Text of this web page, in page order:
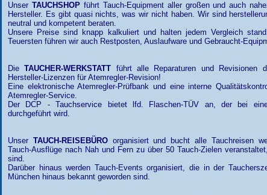
Unser TAUCHSHOPführt Tauch-Equipment aller großen und auch
Hersteller. Es gibt quasi nichts, was wir nicht haben. Wir sind
neutral und kompetent beraten.
Unsere Preise sind knapp kalkuliert und halten jedem Vergleich
Teuersten führen wir auch Restposten, Auslaufware und Gebraucht-
DieTAUCHER-WERKSTATT führt alle Reparaturen und Revisionen
Hersteller-Lizenzen für Atemregler-Revision!
Eine elektronische Atemregler-Prüfbank und eine interne
Atemregler-Service.
Der DCP - Tauchservice bietet lfd. Flaschen-TÜV an, der bei
durchgeführt wird.
Unser TAUCH-REISEBÜROorganisiert und bucht alle Tauchreisen
Tauch-Ausflüge nach Nah und Fern zu über 50 Tauch-Zielen
sind.
Darüber hinaus werden Tauch-Events organisiert, die in der
München hinaus bekannt geworden sind.